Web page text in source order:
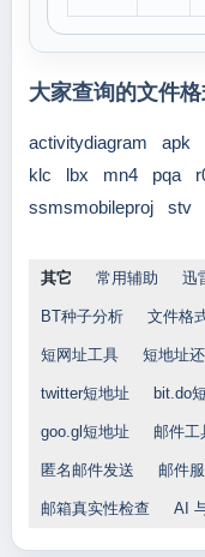
大家查询的文件
activitydiagram apk
klc
lbx mn4 pqa
ssmsmobileproj
stv
其它 常用辅助 迅
BT种子分析 文件格
短网址工具 短地址
twitter短地址 bit.do
goo.gl短地址 邮件工
匿名邮件发送 邮件
邮箱真实性检查 AI